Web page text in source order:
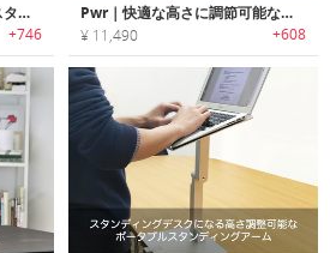
タブレット用ドローイングスタンド｜アーティストやクリエイターのためのiPad用ドローイングスタンド
+746
Pwr｜快適な高さに調節可能なファン搭載ノートPC用スタンド
¥ 11,490 +608